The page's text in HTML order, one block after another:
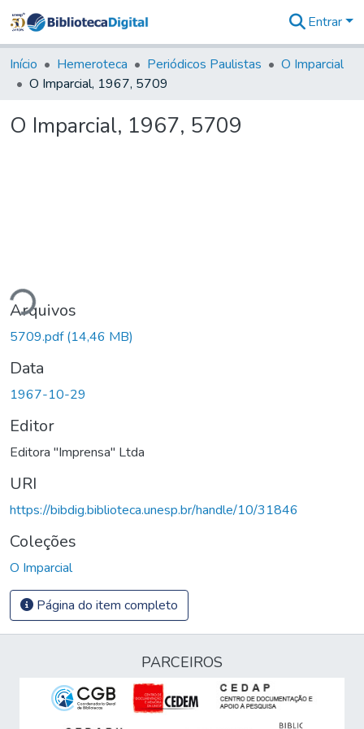
&
Coleções
Tudo na
Digital
Entrar
Início Hemeroteca Periódicos Paulistas
O Imparcial
O Imparcial, 1967, 5709
O Imparcial, 1967, 5709
Arquivos
5709.pdf(14,46 MB)
Data
1967-10-29
Editor
Editora "Imprensa" Ltda
URI
https://bibdig.biblioteca.unesp.br/handle/10/31846
Coleções
O Imparcial
Página do item completo
PARCEIROS